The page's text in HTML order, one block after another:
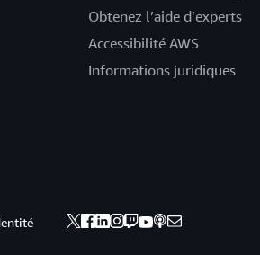
Obtenez l’aide d’experts
Accessibilité AWS
Informations juridiques